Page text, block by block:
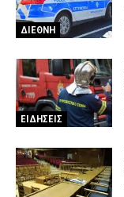
ΔΙΕΘΝΗ
ΕΙΔΗΣΕΙΣ